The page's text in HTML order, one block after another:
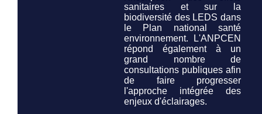
sanitaires et sur la
biodiversité des LEDS dans
le Plan national santé
environnement. L'ANPCEN
répond également à un
grand nombre de
consultations publiques afin
de faire progresser
l'approche intégrée des
enjeux d'éclairages.